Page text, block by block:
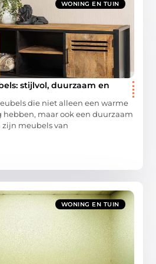
WONING EN TUIN
stijlvol, duurzaam en
die niet alleen een warme
maar ook een duurzaam
zijn meubels van
WONING EN TUIN